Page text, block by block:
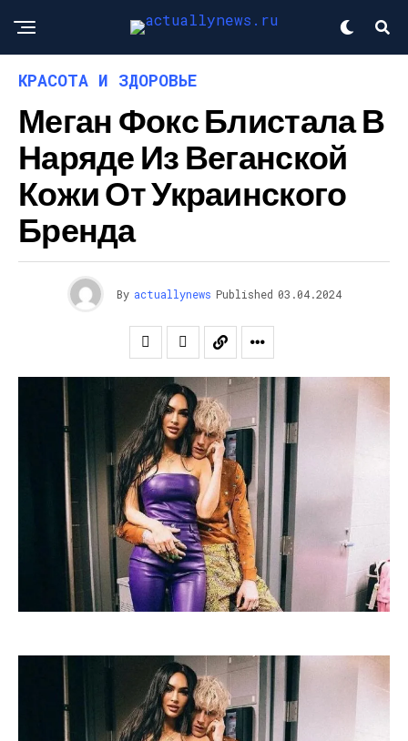
КРАСОТА И ЗДОРОВЬЕ
Меган Фокс Блистала В
Наряде Из Веганской
Кожи От Украинского
Бренда
By actuallynews Published 03.04.2024